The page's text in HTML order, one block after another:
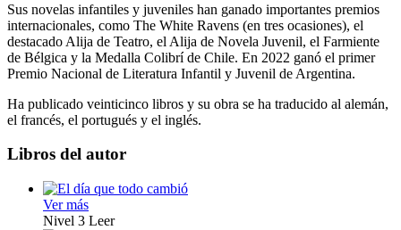
Sus novelas infantiles y juveniles han ganado importantes premios
internacionales, como The White Ravens (en tres ocasiones), el
destacado Alija de Teatro, el Alija de Novela Juvenil, el Farmiente
de Bélgica y la Medalla Colibrí de Chile. En 2022 ganó el primer
Premio Nacional de Literatura Infantil y Juvenil de Argentina.
Ha publicado veinticinco libros y su obra se ha traducido al alemán,
el francés, el portugués y el inglés.
Libros del autor
Ver más
Nivel 3 Leer